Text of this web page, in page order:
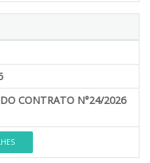
CONTRATO N°24/2026